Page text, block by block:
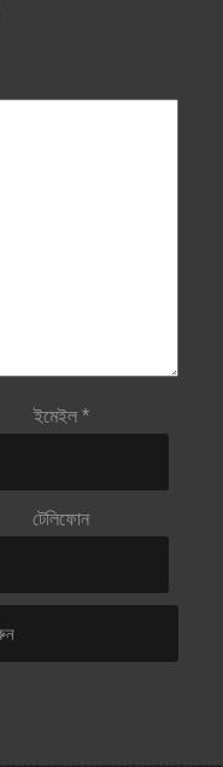
ইমেইল *
টেলিফোন